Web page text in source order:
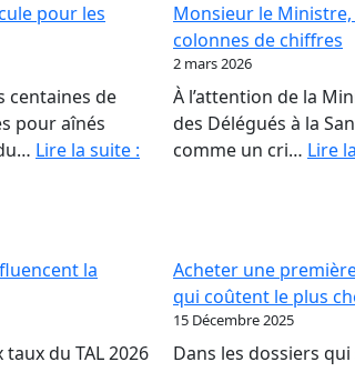
pour les
centaines de
pour aînés
Lire la suite :
bascule
Monsieur le
colonnes de chiffres
2 mars 2026
À l’attention de la
des Délégués à la
comme un cri… Lire
la
du TAL 2026
Acheter une
qui coûtent le plus
15 Décembre 2025
Dans les dossiers